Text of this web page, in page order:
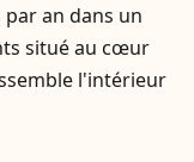
par an dans un
situé au cœur
l'intérieur